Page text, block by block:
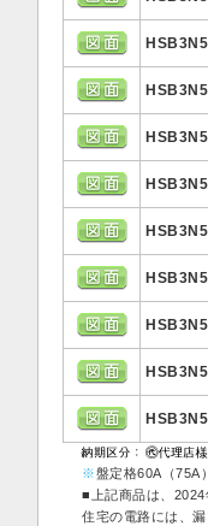
※盤定格60A（75A
■上記商品は、2024
住宅の電路には、